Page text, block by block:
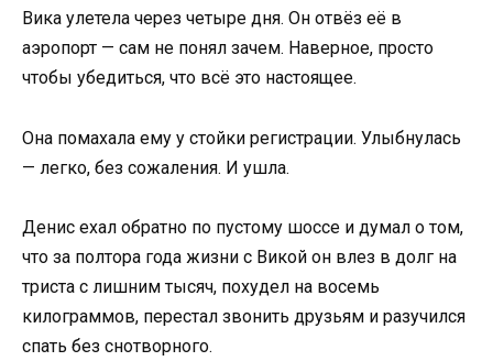
Вика улетела через четыре дня. Он отвёз её в
аэропорт — сам не понял зачем. Наверное, просто
чтобы убедиться, что всё это настоящее.
Она помахала ему у стойки регистрации. Улыбнулась
— легко, без сожаления. И ушла.
Денис ехал обратно по пустому шоссе и думал о том,
что за полтора года жизни с Викой он влез в долг на
триста с лишним тысяч, похудел на восемь
килограммов, перестал звонить друзьям и разучился
спать без снотворного.